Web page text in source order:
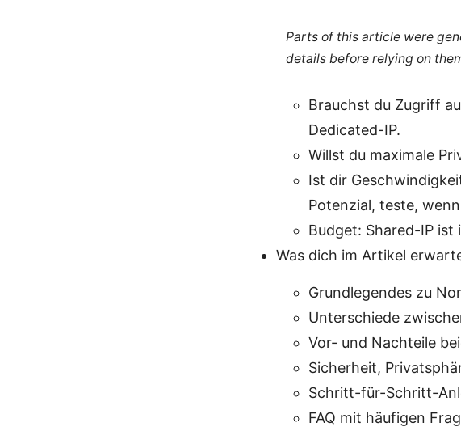
Parts of this article were
details before relying on
Brauchst du Zugriff
Dedicated-IP.
Willst du maximale
Ist dir
Potenzial, teste,
Budget: Shared-IP ist
Was dich im Artikel
Grundlegendes zu
Unterschiede
Vor- und Nachteile
Sicherheit,
Schritt-für-Schritt-
FAQ mit häufigen